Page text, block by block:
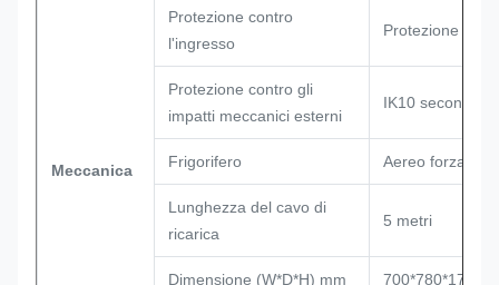
Meccanica
Protezione contro
l'ingresso
Protezione IP54
Protezione contro gli
impatti meccanici esterni
IK10 secondo
Frigorifero Aereo forzato
Lunghezza del cavo di
ricarica
5 metri
Dimensione (W*D*H) mm 700*780*1720